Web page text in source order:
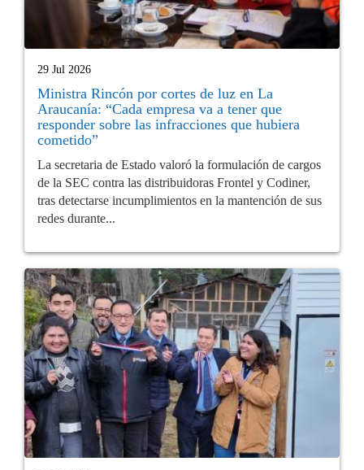
29 Jul 2026
Ministra Rincón por cortes de luz en La
Araucanía: “Cada empresa va a tener que
responder sobre las infracciones que hubiera
cometido”
La secretaria de Estado valoró la formulación de cargos
de la SEC contra las distribuidoras Frontel y Codiner,
tras detectarse incumplimientos en la mantención de sus
redes durante...